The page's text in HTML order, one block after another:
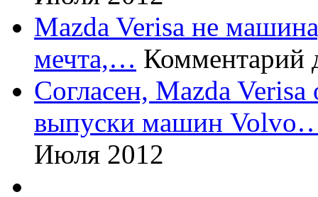
Mazda Verisa не
мечта,… Комментарий
Согласен, Mazda
выпуски машин
Июля 2012